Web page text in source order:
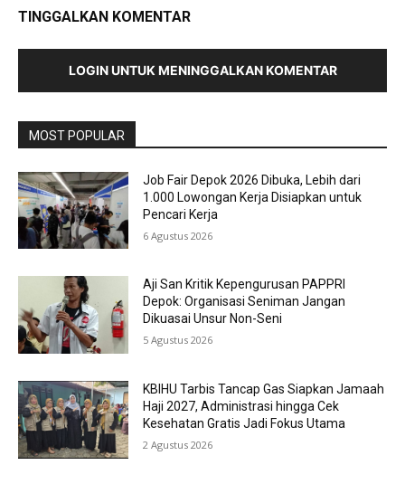
TINGGALKAN KOMENTAR
LOGIN UNTUK MENINGGALKAN KOMENTAR
MOST POPULAR
Job Fair Depok 2026 Dibuka, Lebih dari
1.000 Lowongan Kerja Disiapkan untuk
Pencari Kerja
6 Agustus 2026
Aji San Kritik Kepengurusan PAPPRI
Depok: Organisasi Seniman Jangan
Dikuasai Unsur Non-Seni
5 Agustus 2026
KBIHU Tarbis Tancap Gas Siapkan Jamaah
Haji 2027, Administrasi hingga Cek
Kesehatan Gratis Jadi Fokus Utama
2 Agustus 2026